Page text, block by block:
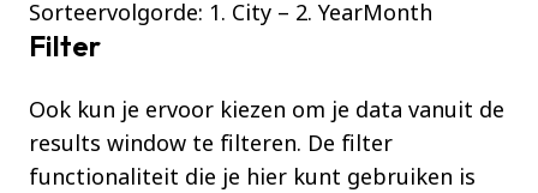
Sorteervolgorde: 1. City – 2. YearMonth
Filter
Ook kun je ervoor kiezen om je data vanuit de
results window te filteren. De filter
functionaliteit die je hier kunt gebruiken is